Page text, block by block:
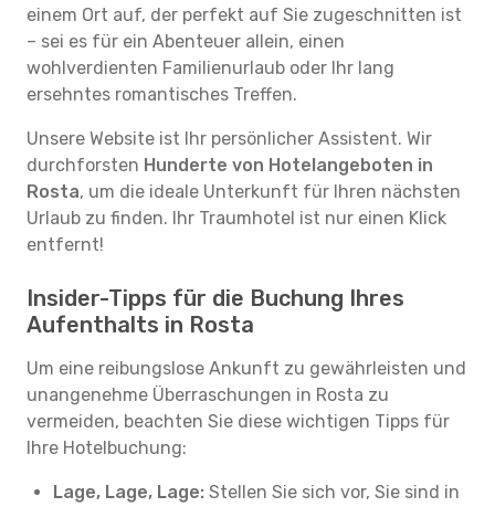
einem Ort auf, der perfekt auf Sie zugeschnitten ist
– sei es für ein Abenteuer allein, einen
wohlverdienten Familienurlaub oder Ihr lang
ersehntes romantisches Treffen.
Unsere Website ist Ihr persönlicher Assistent. Wir
durchforsten Hunderte von Hotelangeboten in
Rosta, um die ideale Unterkunft für Ihren nächsten
Urlaub zu finden. Ihr Traumhotel ist nur einen Klick
entfernt!
Insider-Tipps für die Buchung Ihres
Aufenthalts in Rosta
Um eine reibungslose Ankunft zu gewährleisten und
unangenehme Überraschungen in Rosta zu
vermeiden, beachten Sie diese wichtigen Tipps für
Ihre Hotelbuchung:
Lage, Lage, Lage: Stellen Sie sich vor, Sie sind in